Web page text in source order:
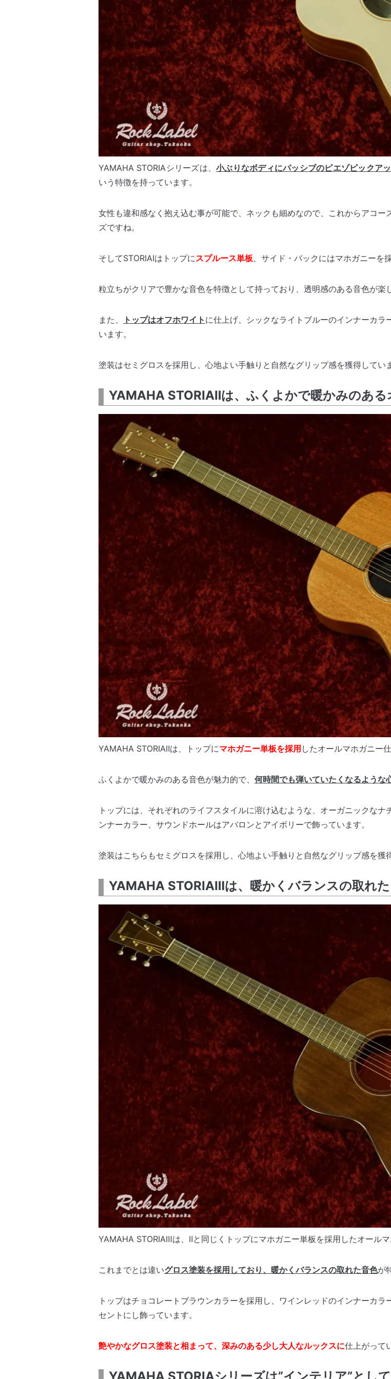
YAMAHA STORIAシリーズは、 小ぶりなボディにパッシブのピエゾピックア
いう特徴を持っています。
女性も違和感なく抱え込む事が可能で、ネックも細めなので、これからアコ
ズですね。
そしてSTORIAⅠはトップにスプルース単板、サイド・バックにはマホガニーを
粒立ちがクリアで豊かな音色を特徴として持っており、透明感のある音色が楽
また、 トップはオフホワイト に仕上げ、シックなライトブルーのインナーカ
います。
塗装はセミグロスを採用し、心地よい手触りと自然なグリップ感を獲得してい
YAMAHA STORIAⅡは、ふくよかで暖かみのある
YAMAHA STORIAⅡは、トップにマホガニー単板を採用 したオールマホガニー
ふくよかで暖かみのある音色が魅力的で、 何時間でも弾いていたくなるような
トップには、それぞれのライフスタイルに溶け込むような、オーガニックな
ンナーカラー、サウンドホールはアバロンとアイボリーで飾っています。
塗装はこちらもセミグロスを採用し、心地よい手触りと自然なグリップ感を獲
YAMAHA STORIAⅢは、暖かくバランスの取れ
YAMAHA STORIAⅢは、Ⅱと同じくトップにマホガニー単板を採用したオール
これまでとは違いグロス塗装を採用しており、暖かくバランスの取れた音色が
トップはチョコレートブラウンカラーを採用し、ワインレッドのインナーカ
セントにし飾っています。
艶やかなグロス塗装と相まって、深みのある少し大人なルックスに仕上がって